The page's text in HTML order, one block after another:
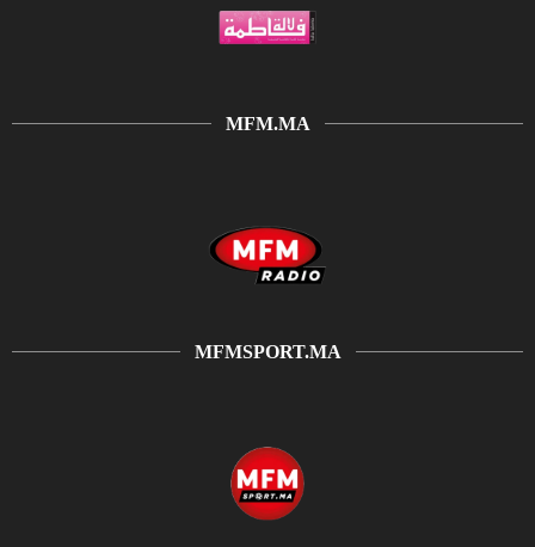
MFM.MA
MFMSPORT.MA